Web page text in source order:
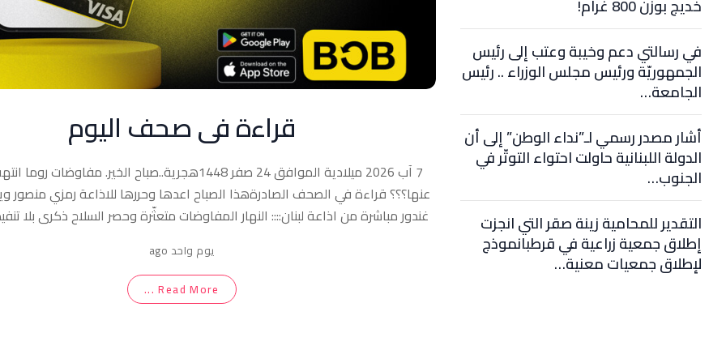
خديج بوزن 800 غرام!
في رسالتي دعم وخيبة وعتب إلى رئيس
الجمهوريّة ورئيس مجلس الوزراء .. رئيس
الجامعة…
أشار مصدر رسمي لـ”نداء الوطن” إلى أن
الدولة اللبنانية حاولت احتواء التوتّر في
الجنوب…
التقدير للمحامية زينة صقر التي انجزت
إطلاق جمعية زراعية في قرطبانموذج
لإطلاق جمعيات معنية…
قراءة في صحف اليوم
7 آب 2026 ميلادية الموافق 24 صفر 1448هجرية..صباح الخير.
عنها؟؟؟ قراءة في الصحف الصادرةهذا الصباح اعدها وحررها للاذاعة رمزي منصور
غندور مباشرة من اذاعة لبنان:::: النهار المفاوضات متعثّرة وحصر السلاح ذكرى بلا
المقبلة.. واشنطن تتحدث عن تقدم ملموس في مفاوضات روما وسط غارات
مصادر بعبدا عقب انتهاء اليوم الثالث من مفاوضات روما: لم يتم التوصل إلى نتائج
المناطق النموذجية مع تمسّك لبنان بالانتقال إلى مناطق جديدة وإصرار إسرائيل
يوم واحد ago
Read More ...